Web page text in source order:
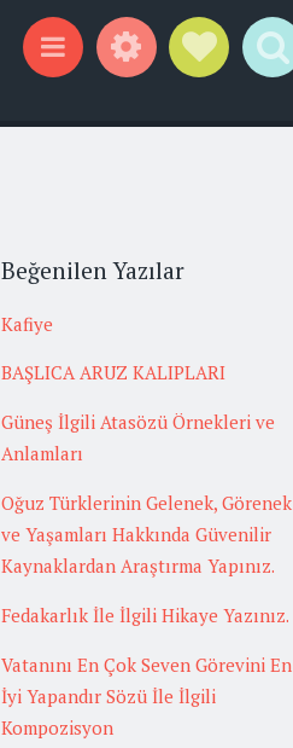
Beğenilen Yazılar
Kafiye
BAŞLICA ARUZ KALIPLARI
Güneş İlgili Atasözü Örnekleri ve
Anlamları
Oğuz Türklerinin Gelenek, Görenek
ve Yaşamları Hakkında Güvenilir
Kaynaklardan Araştırma Yapınız.
Fedakarlık İle İlgili Hikaye Yazınız.
Vatanını En Çok Seven Görevini En
İyi Yapandır Sözü İle İlgili
Kompozisyon